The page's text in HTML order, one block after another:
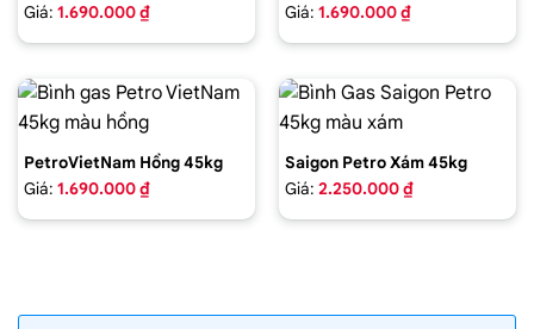
Giá: 1.690.000 ₫
Giá: 1.690.000 ₫
PetroVietNam Hồng 45kg
Giá: 1.690.000 ₫
Saigon Petro Xám 45kg
Giá: 2.250.000 ₫